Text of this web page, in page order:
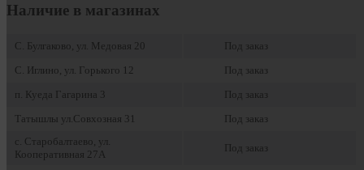
Наличие в магазинах
С. Булгаково, ул. Медовая 20
Под заказ
С. Иглино, ул. Горького 12
Под заказ
п. Куеда Гагарина 3
Под заказ
Татышлы ул.Совхозная 31
Под заказ
с. Старобалтаево, ул.
Кооперативная 27А
Под заказ